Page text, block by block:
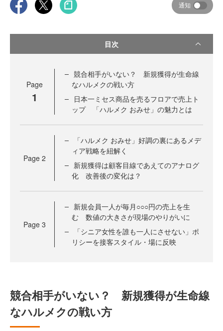
通知
目次
Page
1
競合相手がいない？ 新規獲得が生命線
なハルメクの戦い方
日本一ミセス商品を売るフロアで売上ト
ップ 「ハルメク おみせ」の魅力とは
Page 2
「ハルメク おみせ」好調の裏にあるメデ
ィア戦略を紐解く
新規獲得は顧客目線であえてのアナログ
化 改善後の変化は？
Page 3
新規会員一人が毎月○○○円の売上を生
む 数値の大きさが現場のやりがいに
「シニア女性を誰も一人にさせない」ポ
リシーを接客スタイル・場に反映
競合相手がいない？ 新規獲得が生命線
なハルメクの戦い方